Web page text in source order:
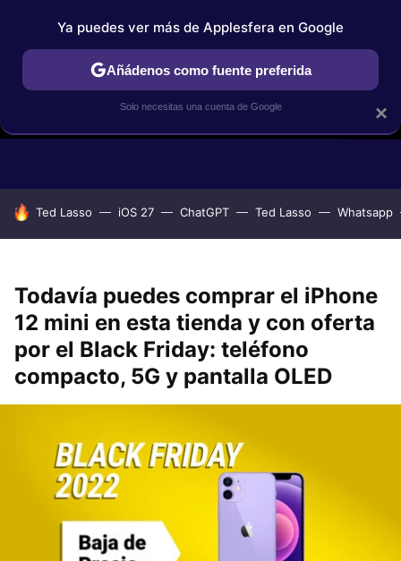
GUÍAS DE COMPRA COMPARATIVAS APPLE VS OTROS
HOY SE HABLA DE
Ted Lasso iOS 27 ChatGPT Ted Lasso Whatsapp
Todavía puedes comprar el iPhone
12 mini en esta tienda y con oferta
por el Black Friday: teléfono
compacto, 5G y pantalla OLED
×
Ya puedes ver más de Applesfera en Google
Añádenos como fuente preferida
Solo necesitas una cuenta de Google